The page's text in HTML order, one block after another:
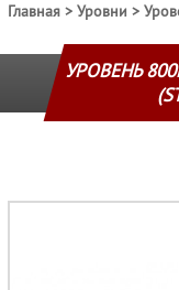
Главная Уровни
УРОВЕНЬ